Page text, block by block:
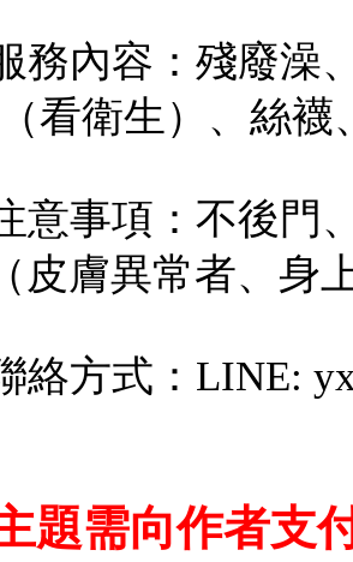
務內容：殘廢澡
看衛生）、絲襪
意事項：不後門
皮膚異常者、身
絡方式：LINE:
題需向作者支